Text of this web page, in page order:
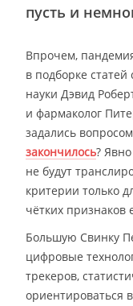
пусть и
Впрочем,
в подборке
науки Дэвид
и фармаколог
задались
закончилось?
не будут
критерии только
чётких признаков
Большую Свинку
цифровые
трекеров,
ориентироваться